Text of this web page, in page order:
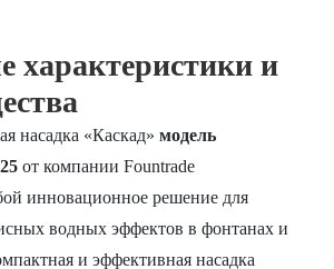
характеристики и
насадка «Каскад»модель
от компании Fountrade
инновационное решение для
водных эффектов в фонтанах и
и эффективная насадка